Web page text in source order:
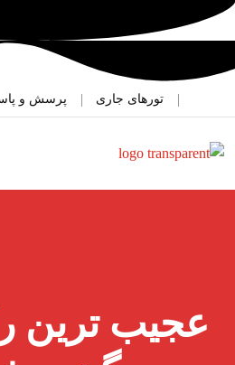
تورهای جاری پرسش و پاسخ
عجیب ترین